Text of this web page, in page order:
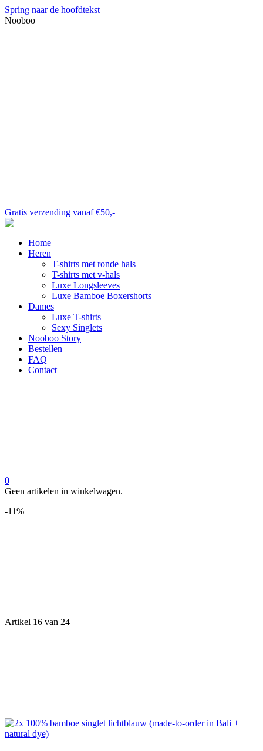
Spring naar de hoofdtekst
Nooboo
Gratis verzending vanaf €50,-
Home
Heren
T-shirts met ronde hals
T-shirts met v-hals
Luxe Longsleeves
Luxe Bamboe Boxershorts
Dames
Luxe T-shirts
Sexy Singlets
Nooboo Story
Bestellen
FAQ
Contact
0
Geen artikelen in winkelwagen.
-11%
Artikel 16 van 24